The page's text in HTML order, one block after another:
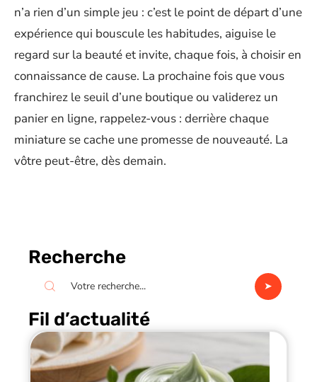
n’a rien d’un simple jeu : c’est le point de départ d’une
expérience qui bouscule les habitudes, aiguise le
regard sur la beauté et invite, chaque fois, à choisir en
connaissance de cause. La prochaine fois que vous
franchirez le seuil d’une boutique ou validerez un
panier en ligne, rappelez-vous : derrière chaque
miniature se cache une promesse de nouveauté. La
vôtre peut-être, dès demain.
Recherche
Fil d’actualité